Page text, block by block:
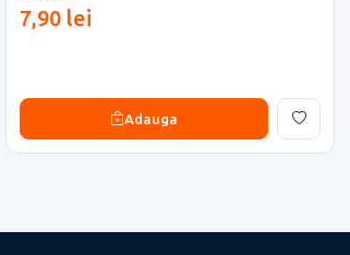
7,90 lei
Adauga